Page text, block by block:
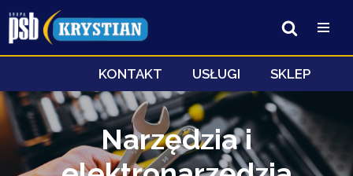
Przejdź
do
KONTAKT USŁUGI SKLEP
Narzędzia i